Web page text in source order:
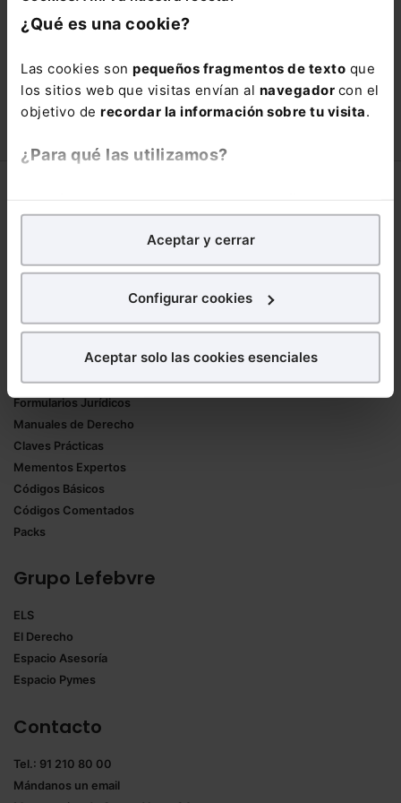
¿Qué es una cookie?
Las cookies son pequeños fragmentos de texto que
los sitios web que visitas envían al navegador con el
objetivo de recordar la información sobre tu visita.
¿Para qué las utilizamos?
analíticospara tratar demejorar tu experienciaen
nuestra página web. También con fines publicitarios,
para poder mostrarte publicidad y contenidos de tu
¿Qué puedes hacer?
experiencia en la web sea óptima
todas las cookies excepto aquellas imprescindibles.
seleccionar solo aquellas que quieras permitir en tu
navegador. Si no seleccionas ninguna utilizaremos
Aceptar y cerrar
Configurar cookies
Aceptar solo las cookies esenciales
está oportunidad y adquiere tu acceso
con un25% de descuento
110,00€ 66,00€
COMPRAR
Trabaja con nosotros
Mementos
Formularios Jurídicos
Manuales de Derecho
Claves Prácticas
Mementos Expertos
Códigos Básicos
Códigos Comentados
Packs
Grupo Lefebvre
ELS
El Derecho
Espacio Asesoría
Espacio Pymes
Contacto
Tel.: 91 210 80 00
Mándanos un email